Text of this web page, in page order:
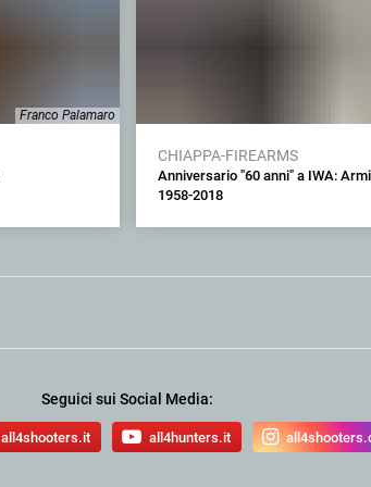
Franco Palamaro
CHIAPPA-FIREARMS
Anniversario "60 anni" a IWA:
1958-2018
Seguici sui Social Media:
all4shooters.it all4hunters.it